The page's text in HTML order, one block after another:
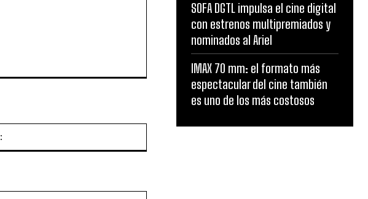
Website:
SOFA DGTL impulsa el cine digital
con estrenos multipremiados y
nominados al Ariel
IMAX 70 mm: el formato más
espectacular del cine también
es uno de los más costosos